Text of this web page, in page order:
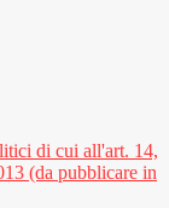
di cui all'art. 14,
(da pubblicare in